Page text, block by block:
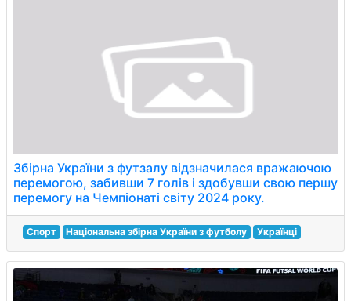
Збірна України з футзалу відзначилася вражаючою
перемогою, забивши 7 голів і здобувши свою першу
перемогу на Чемпіонаті світу 2024 року.
Спорт Національна збірна України з футболу Українці